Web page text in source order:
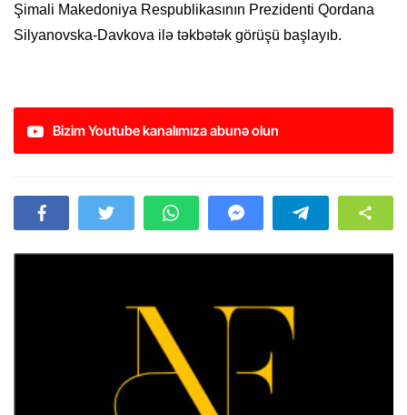
Şimali Makedoniya Respublikasının Prezidenti Qordana
Silyanovska-Davkova ilə təkbətək görüşü başlayıb.
Bizim Youtube kanalımıza abunə olun